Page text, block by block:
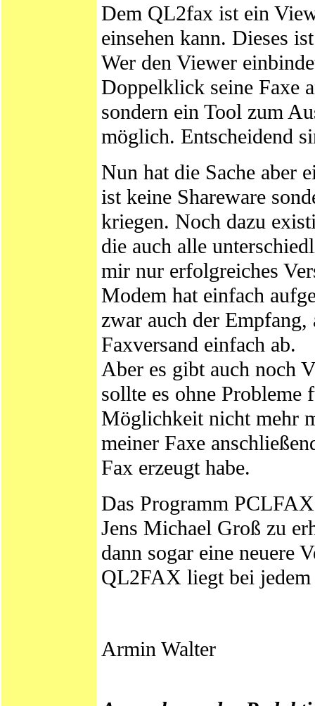
Dem QL2fax ist ein
einsehen kann. Dieses
Wer den Viewer
Doppelklick seine Faxe
sondern ein Tool zum
möglich. Entscheidend
Nun hat die Sache aber
ist keine Shareware
kriegen. Noch dazu
die auch alle
mir nur erfolgreiches
Modem hat einfach
zwar auch der Empfang,
Faxversand einfach ab.
Aber es gibt auch noch
sollte es ohne
Möglichkeit nicht mehr
meiner Faxe
Fax erzeugt habe.
Das Programm
Jens Michael Groß zu
dann sogar eine neuere
QL2FAX liegt bei
Armin Walter